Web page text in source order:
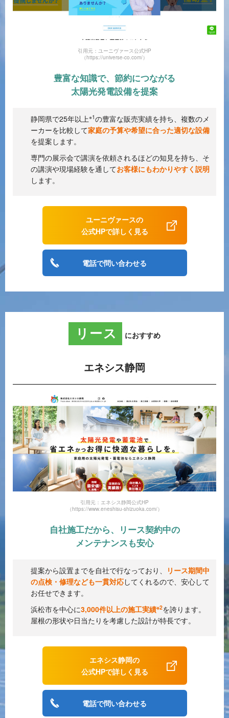
引用元：ユーニヴァース公式HP
（https://universe-co.com/）
豊富な知識で、節約につながる
太陽光発電設備を提案
静岡県で25年以上※1の豊富な販売実績を持ち、複数のメ
ーカーを比較して家庭の予算や希望に合った適切な設備
を提案します。
専門の展示会で講演を依頼されるほどの知見を持ち、そ
の講演や現場経験を通してお客様にもわかりやすく説明
します。
ユーニヴァースの
公式HPで詳しく見る
電話で問い合わせる
リース におすすめ
エネシス静岡
引用元：エネシス静岡公式HP
（https://www.eneshisu-shizuoka.com/）
自社施工だから、リース契約中の
メンテナンスも安心
提案から設置までを自社で行なっており、
リース期間中
の点検・修理なども一貫対応してくれるので、安心して
お任せできます。
浜松市を中心に3,000件以上の施工実績※2を誇ります。
屋根の形状や日当たりを考慮した設計が特長です。
エネシス静岡の
公式HPで詳しく見る
電話で問い合わせる